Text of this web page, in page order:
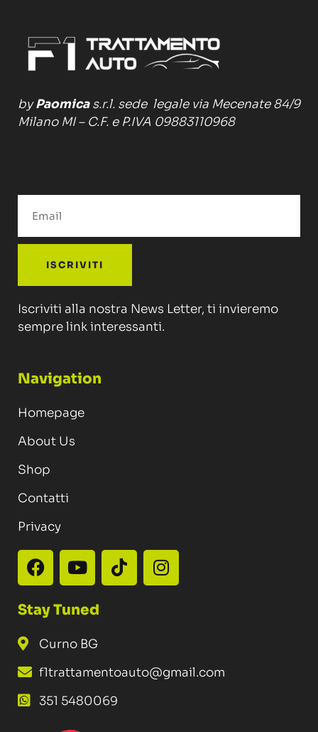
byPaomicas.r.l. sede legale via Mecenate 84/9
Milano MI – C.F. e P.IVA 09883110968
ISCRIVITI
Iscriviti alla nostra News Letter, ti invieremo
sempre link interessanti.
Navigation
Homepage
About Us
Shop
Contatti
Privacy
Stay Tuned
Curno BG
f1trattamentoauto@gmail.com
351 5480069